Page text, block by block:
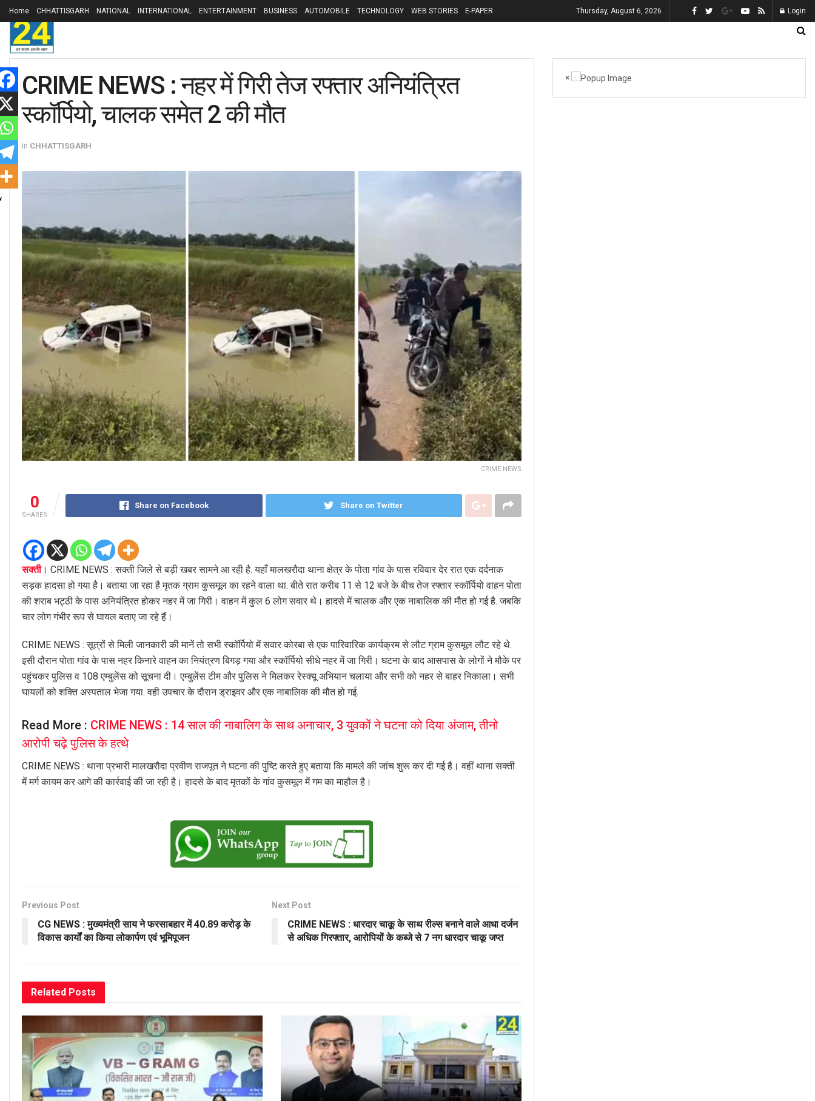
Home CHHATTISGARH NATIONAL INTERNATIONAL ENTERTAINMENT BUSINESS AUTOMOBILE TECHNOLOGY WEB STORIES E-PAPER Thursday, August 6, 2026 Login
CRIME NEWS : नहर में गिरी तेज रफ्तार अनियंत्रित
स्कॉर्पियो, चालक समेत 2 की मौत
in CHHATTISGARH
CRIME NEWS
0
SHARES
Share on Facebook Share on Twitter
सक्ती। CRIME NEWS : सक्ती जिले से बड़ी खबर सामने आ रही है. यहाँ मालखरौदा थाना क्षेत्र के पोता गांव के पास रविवार देर रात एक दर्दनाक
सड़क हादसा हो गया है। बताया जा रहा है मृतक ग्राम कुसमूल का रहने वाला था. बीते रात करीब 11 से 12 बजे के बीच तेज रफ्तार स्कॉर्पियो वाहन पोता
की शराब भट्ठी के पास अनियंत्रित होकर नहर में जा गिरी। वाहन में कुल 6 लोग सवार थे। हादसे में चालक और एक नाबालिक की मौत हो गई है. जबकि
चार लोग गंभीर रूप से घायल बताए जा रहे हैं।
CRIME NEWS : सूत्रों से मिली जानकारी की मानें तो सभी स्कॉर्पियो में सवार कोरबा से एक पारिवारिक कार्यक्रम से लौट ग्राम कुसमूल लौट रहे थे.
इसी दौरान पोता गांव के पास नहर किनारे वाहन का नियंत्रण बिगड़ गया और स्कॉर्पियो सीधे नहर में जा गिरी। घटना के बाद आसपास के लोगों ने मौके पर
पहुंचकर पुलिस व 108 एम्बुलेंस को सूचना दी। एम्बुलेंस टीम और पुलिस ने मिलकर रेस्क्यू अभियान चलाया और सभी को नहर से बाहर निकाला। सभी
घायलों को शक्ति अस्पताल भेजा गया. वही उपचार के दौरान ड्राइवर और एक नाबालिक की मौत हो गई.
Read More : CRIME NEWS : 14 साल की नाबालिग के साथ अनाचार, 3 युवकों ने घटना को दिया अंजाम, तीनो
आरोपी चढ़े पुलिस के हत्थे
CRIME NEWS : थाना प्रभारी मालखरौदा प्रवीण राजपूत ने घटना की पुष्टि करते हुए बताया कि मामले की जांच शुरू कर दी गई है। वहीं थाना सक्ती
में मर्ग कायम कर आगे की कार्रवाई की जा रही है। हादसे के बाद मृतकों के गांव कुसमूल में गम का माहौल है।
Previous Post
CG NEWS : मुख्यमंत्री साय ने फरसाबहार में 40.89 करोड़ के
विकास कार्यों का किया लोकार्पण एवं भूमिपूजन
Next Post
CRIME NEWS : धारदार चाकू के साथ रील्स बनाने वाले आधा दर्जन
से अधिक गिरफ्तार, आरोपियों के कब्जे से 7 नग धारदार चाकू जप्त
Related Posts
×